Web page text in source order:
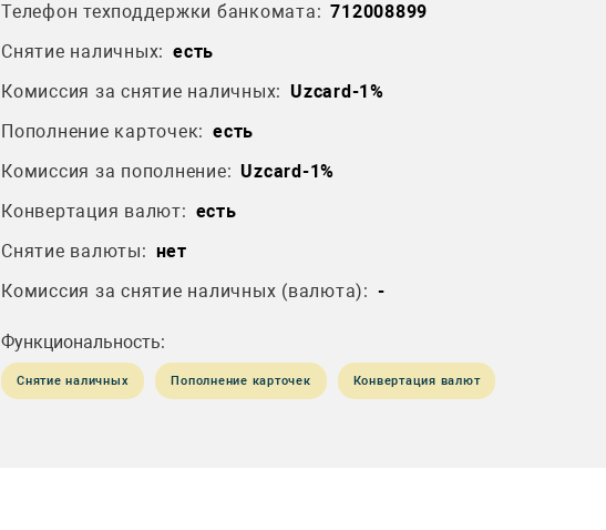
Телефон техподдержки банкомата: 712008899
Снятие наличных: есть
Комиссия за снятие наличных: Uzcard-1%
Пополнение карточек: есть
Комиссия за пополнение: Uzcard-1%
Конвертация валют: есть
Снятие валюты: нет
Комиссия за снятие наличных (валюта): -
Функциональность:
Снятие наличных Пополнение карточек Конвертация валют